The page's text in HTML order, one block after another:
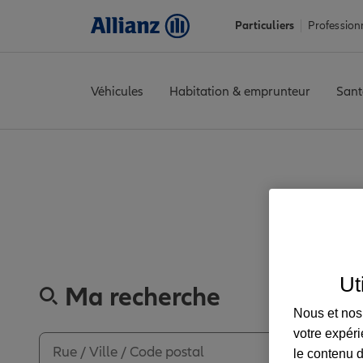
Particuliers
Véhicules Habitation & emprunteur
Ma recherche
Nous et
votre
le contenu